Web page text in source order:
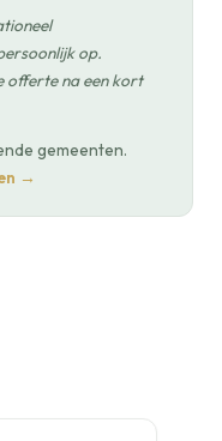
op.
offerte na een kort
gemeenten.
→